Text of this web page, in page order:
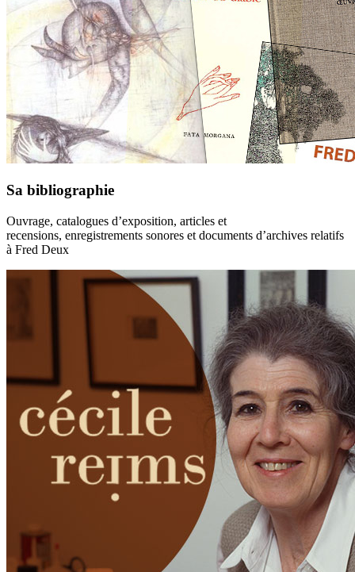
Sa bibliographie
Ouvrage, catalogues d’exposition, articles et
recensions, enregistrements sonores et documents d’archives relatifs
à Fred Deux